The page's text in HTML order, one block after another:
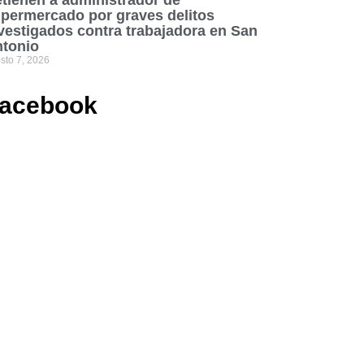
por graves delitos
contra trabajadora en San
7, 2026